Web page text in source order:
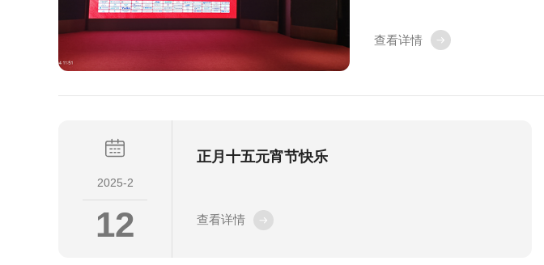
查看详情
2025-2
12
正月十五元宵节快乐
查看详情